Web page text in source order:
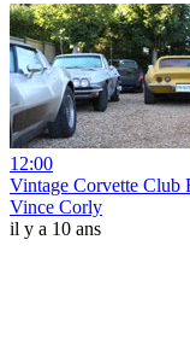
12:00
Vintage Corvette Club
Vince Corly
il y a 10 ans